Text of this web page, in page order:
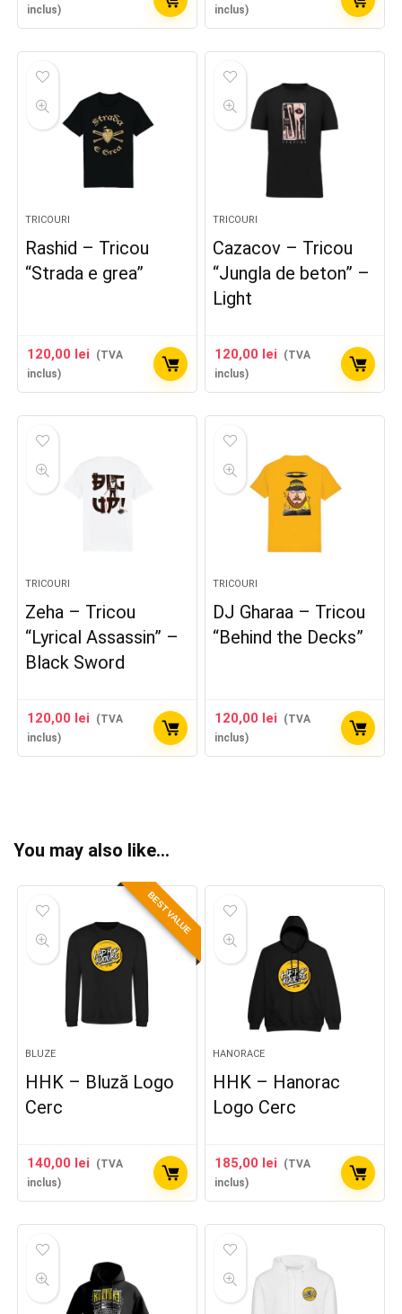
inclus)
inclus)
TRICOURI
Rashid – Tricou
“Strada e grea”
120,00 lei
(TVA
inclus)
TRICOURI
Cazacov – Tricou
“Jungla de beton” –
Light
120,00 lei
(TVA
inclus)
TRICOURI
Zeha – Tricou
“Lyrical Assassin” –
Black Sword
120,00 lei
(TVA
inclus)
TRICOURI
DJ Gharaa – Tricou
“Behind the Decks”
120,00 lei
(TVA
inclus)
You may also like…
BEST VALUE
BLUZE
HHK – Bluză Logo
Cerc
140,00 lei
(TVA
inclus)
HANORACE
HHK – Hanorac
Logo Cerc
185,00 lei
(TVA
inclus)